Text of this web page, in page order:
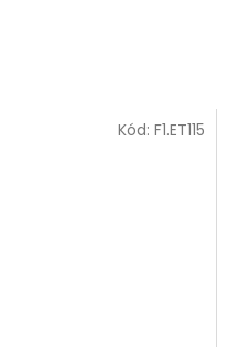
Kód: F1.ET115